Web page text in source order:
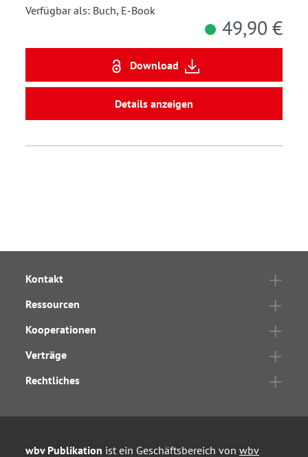
Verfügbar als: Buch, E-Book
49,90 €
Download
Details anzeigen
Kontakt
Ressourcen
Kooperationen
Verträge
Rechtliches
wbv Publikation ist ein Geschäftsbereich von wbv